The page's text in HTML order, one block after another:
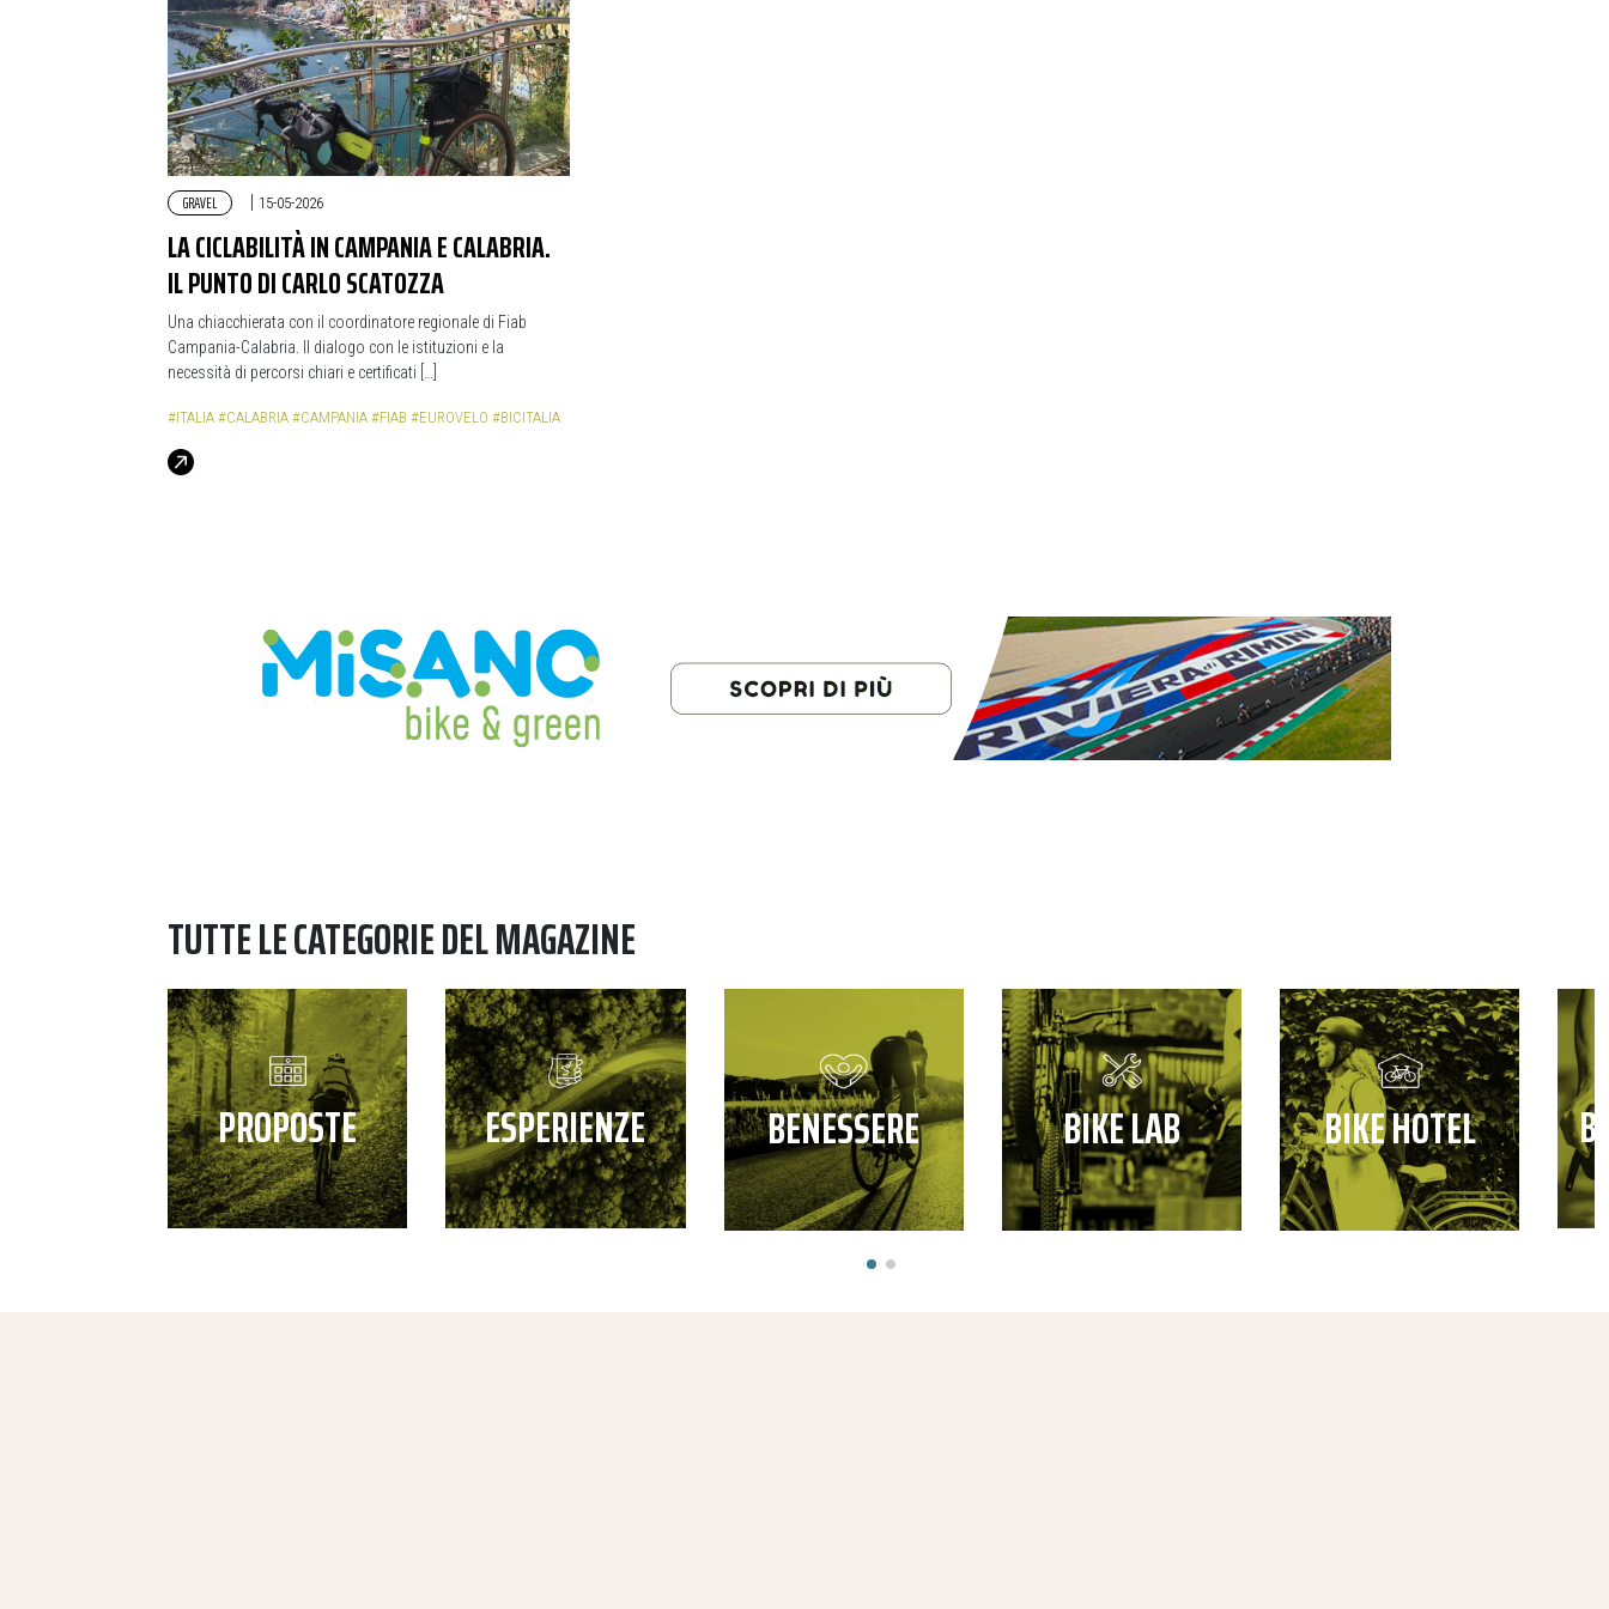
GRAVEL | 15-05-2026
LA CICLABILITÀ IN CAMPANIA E CALABRIA.
IL PUNTO DI CARLO SCATOZZA
Una chiacchierata con il coordinatore regionale di Fiab
Campania-Calabria. Il dialogo con le istituzioni e la
necessità di percorsi chiari e certificati […]
#ITALIA #CALABRIA #CAMPANIA #FIAB #EUROVELO #BICITALIA
TUTTE LE CATEGORIE DEL MAGAZINE
PROPOSTE ESPERIENZE BENESSERE BIKE LAB BIKE HOTEL